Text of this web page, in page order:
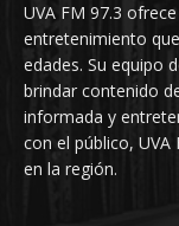
UVA FM 97.3
entretenimiento
edades. Su equipo
brindar contenido
informada y
con el público,
en la región.